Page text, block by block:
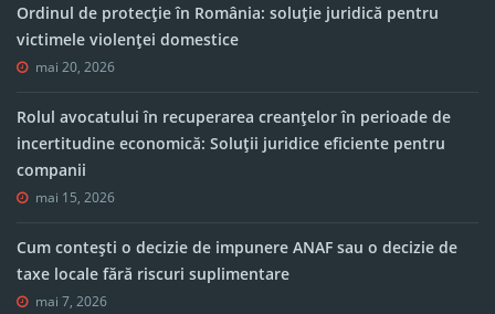
Ordinul de protecție în România: soluție juridică pentru
victimele violenței domestice
mai 20, 2026
Rolul avocatului în recuperarea creanțelor în perioade de
incertitudine economică: Soluții juridice eficiente pentru
companii
mai 15, 2026
Cum contești o decizie de impunere ANAF sau o decizie de
taxe locale fără riscuri suplimentare
mai 7, 2026